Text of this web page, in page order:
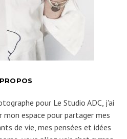
pour Le Studio ADC, j'ai
espace pour partager mes
de vie, mes pensées et idées